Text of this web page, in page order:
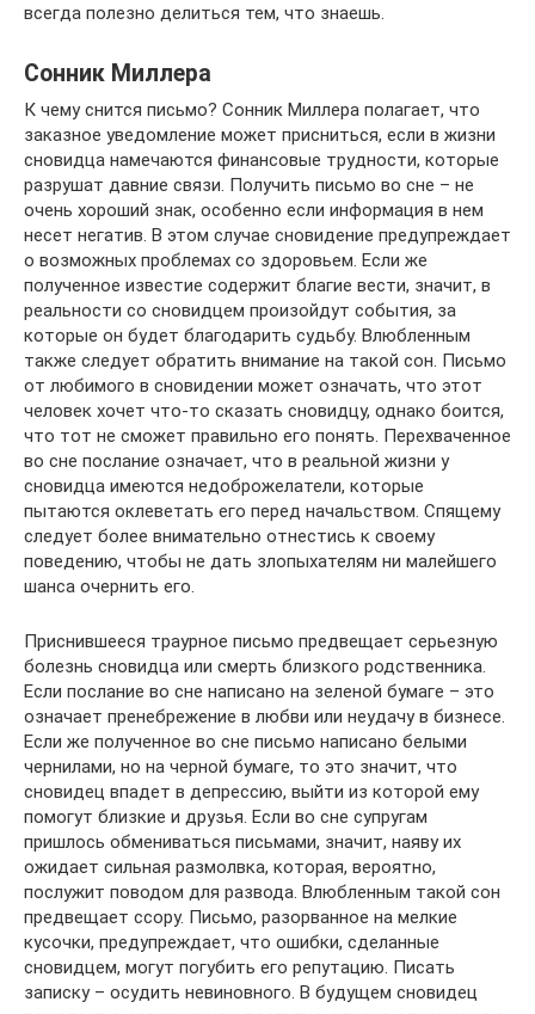
всегда полезно делиться тем, что знаешь.
Сонник Миллера
К чему снится письмо? Сонник Миллера полагает, что
заказное уведомление может присниться, если в жизни
сновидца намечаются финансовые трудности, которые
разрушат давние связи. Получить письмо во сне – не
очень хороший знак, особенно если информация в нем
несет негатив. В этом случае сновидение предупреждает
о возможных проблемах со здоровьем. Если же
полученное известие содержит благие вести, значит, в
реальности со сновидцем произойдут события, за
которые он будет благодарить судьбу. Влюбленным
также следует обратить внимание на такой сон. Письмо
от любимого в сновидении может означать, что этот
человек хочет что-то сказать сновидцу, однако боится,
что тот не сможет правильно его понять. Перехваченное
во сне послание означает, что в реальной жизни у
сновидца имеются недоброжелатели, которые
пытаются оклеветать его перед начальством. Спящему
следует более внимательно отнестись к своему
поведению, чтобы не дать злопыхателям ни малейшего
шанса очернить его.
Приснившееся траурное письмо предвещает серьезную
болезнь сновидца или смерть близкого родственника.
Если послание во сне написано на зеленой бумаге – это
означает пренебрежение в любви или неудачу в бизнесе.
Если же полученное во сне письмо написано белыми
чернилами, но на черной бумаге, то это значит, что
сновидец впадет в депрессию, выйти из которой ему
помогут близкие и друзья. Если во сне супругам
пришлось обмениваться письмами, значит, наяву их
ожидает сильная размолвка, которая, вероятно,
послужит поводом для развода. Влюбленным такой сон
предвещает ссору. Письмо, разорванное на мелкие
кусочки, предупреждает, что ошибки, сделанные
сновидцем, могут погубить его репутацию. Писать
записку – осудить невиновного. В будущем сновидец